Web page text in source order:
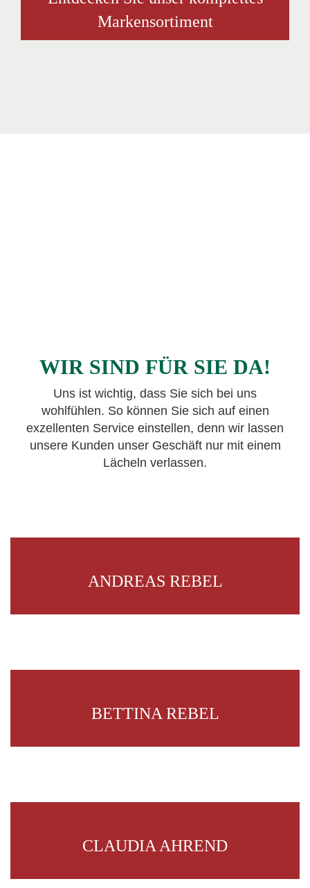
Markensortiment
WIR SIND FÜR SIE DA!
Uns ist wichtig, dass Sie sich bei uns
wohlfühlen. So können Sie sich auf einen
exzellenten Service einstellen, denn wir lassen
unsere Kunden unser Geschäft nur mit einem
Lächeln verlassen.
ANDREAS REBEL
BETTINA REBEL
CLAUDIA AHREND